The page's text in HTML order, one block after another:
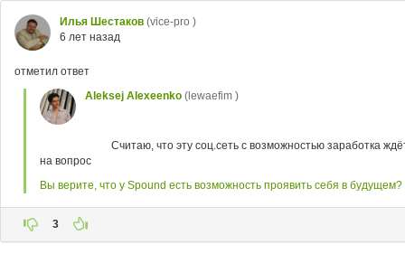
Илья Шестаков (vice-pro )
6 лет назад
отметил ответ
Aleksej Alexeenko (lewaefim )
Считаю, что эту соц.сеть с возможностью заработка
на вопрос
Вы верите, что у Spound есть возможность проявить себя в будущем?
3